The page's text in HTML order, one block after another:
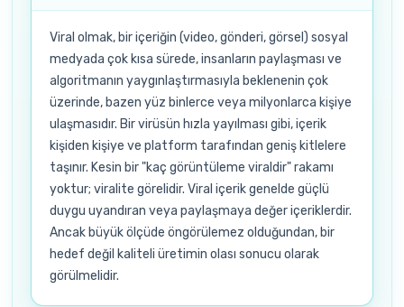
Viral olmak, bir içeriğin (video, gönderi, görsel) sosyal
medyada çok kısa sürede, insanların paylaşması ve
algoritmanın yaygınlaştırmasıyla beklenenin çok
üzerinde, bazen yüz binlerce veya milyonlarca kişiye
ulaşmasıdır. Bir virüsün hızla yayılması gibi, içerik
kişiden kişiye ve platform tarafından geniş kitlelere
taşınır. Kesin bir "kaç görüntüleme viraldir" rakamı
yoktur; viralite görelidir. Viral içerik genelde güçlü
duygu uyandıran veya paylaşmaya değer içeriklerdir.
Ancak büyük ölçüde öngörülemez olduğundan, bir
hedef değil kaliteli üretimin olası sonucu olarak
görülmelidir.